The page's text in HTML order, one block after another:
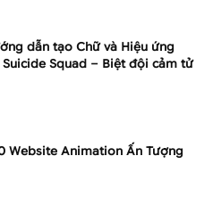
dẫn tạo Chữ và Hiệu ứng
Squad – Biệt đội cảm tử
Website Animation Ấn Tượng